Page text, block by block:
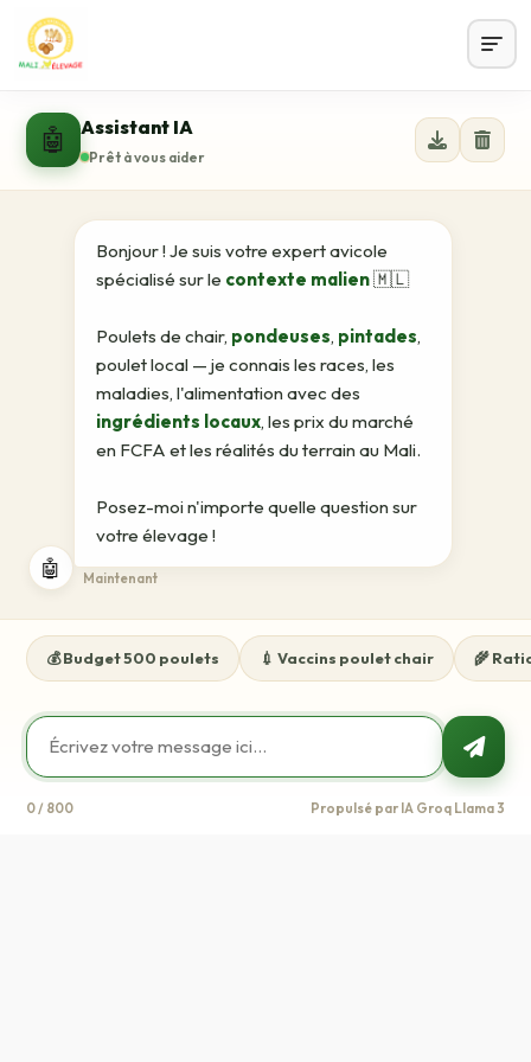
🤖 Assistant IA
Prêt à vous aider
🤖
Bonjour ! Je suis votre expert avicole
spécialisé sur le contexte malien🇲🇱
Poulets de chair, pondeuses, pintades,
poulet local — je connais les races, les
maladies, l'alimentation avec des
ingrédients locaux, les prix du marché
en FCFA et les réalités du terrain au Mali.
Posez-moi n'importe quelle question sur
votre élevage !
Maintenant
💰 Budget 500 poulets 💉 Vaccins poulet chair 🌾
0 / 800 Propulsé par IA Groq Llama 3